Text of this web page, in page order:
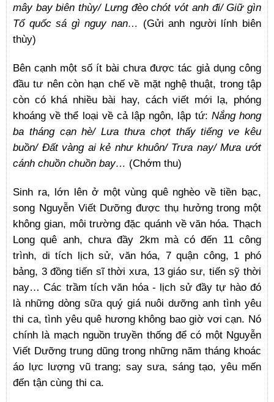
mây bay biên thùy/ Lưng đèo chót vót anh đi/ Giữ gìn
Tổ quốc sá gì nguy nan… (Gửi anh người lính biên
thùy)
Bên cạnh một số ít bài chưa được tác giả dụng công
đầu tư nên còn hạn chế về mặt nghệ thuật, trong tập
còn có khá nhiều bài hay, cách viết mới lạ, phóng
khoáng về thể loại về cả lập ngôn, lập tứ: Nắng hong
ba tháng cạn hè/ Lưa thưa chợt thấy tiếng ve kêu
buồn/ Đất vàng ai kẻ như khuôn/ Trưa nay/ Mưa ướt
cánh chuồn chuồn bay… (Chớm thu)
Sinh ra, lớn lên ở một vùng quê nghèo về tiền bạc,
song Nguyễn Viết Dưỡng được thụ hưởng trong một
không gian, môi trường đặc quánh về văn hóa. Thạch
Long quê anh, chưa đầy 2km mà có đến 11 công
trình, di tích lịch sử, văn hóa, 7 quận công, 1 phó
bảng, 3 đồng tiến sĩ thời xưa, 13 giáo sư, tiến sỹ thời
nay… Các trầm tích văn hóa - lịch sử đầy tự hào đó
là những dòng sữa quý giá nuôi dưỡng anh tình yêu
thi ca, tình yêu quê hương không bao giờ vơi cạn. Nó
chính là mạch nguồn truyền thống để có một Nguyễn
Viết Dưỡng trung dũng trong những năm tháng khoác
áo lực lượng vũ trang; say sưa, sáng tạo, yêu mến
đến tận cùng thi ca.